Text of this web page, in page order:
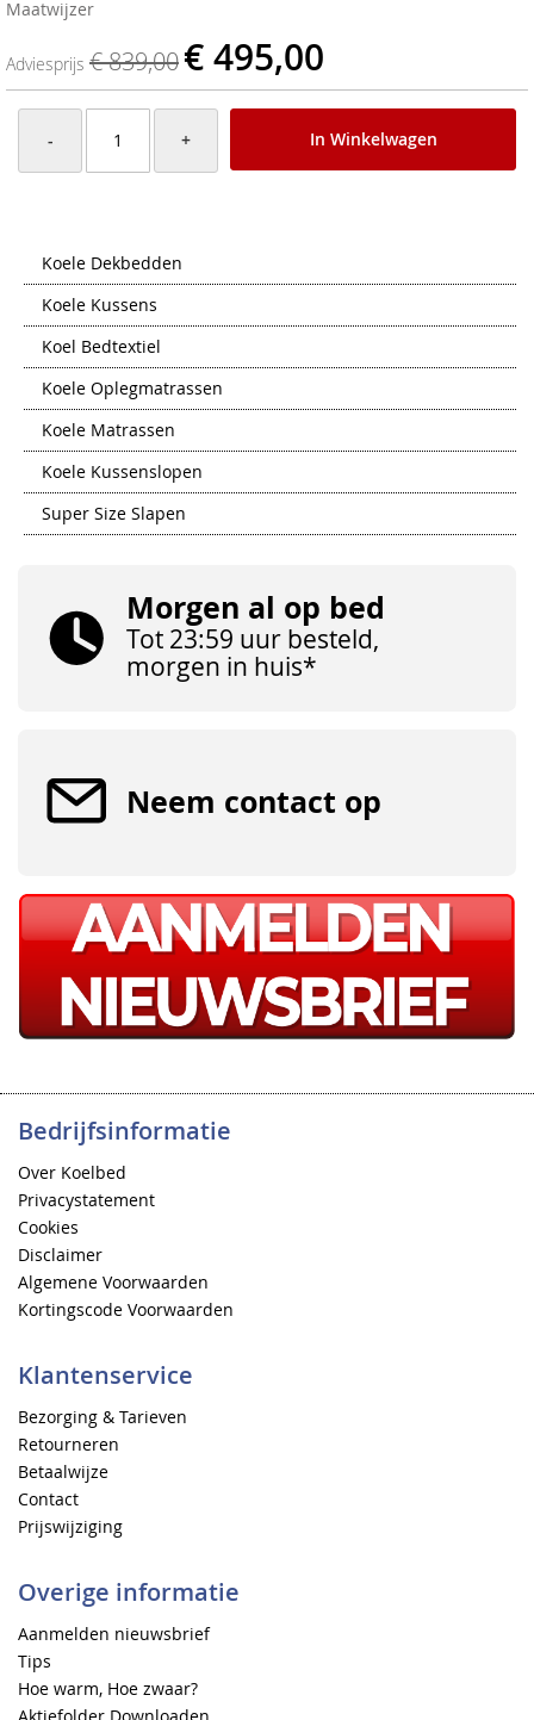
Maatwijzer
Adviesprijs € 839,00€ 495,00
- + In Winkelwagen
Koele Dekbedden
Koele Kussens
Koel Bedtextiel
Koele Oplegmatrassen
Koele Matrassen
Koele Kussenslopen
Super Size Slapen
Morgen al op bed
Tot 23:59 uur besteld,
morgen in huis*
Neem contact op
Bedrijfsinformatie
Over Koelbed
Privacystatement
Cookies
Disclaimer
Algemene Voorwaarden
Kortingscode Voorwaarden
Klantenservice
Bezorging & Tarieven
Retourneren
Betaalwijze
Contact
Prijswijziging
Overige informatie
Aanmelden nieuwsbrief
Tips
Hoe warm, Hoe zwaar?